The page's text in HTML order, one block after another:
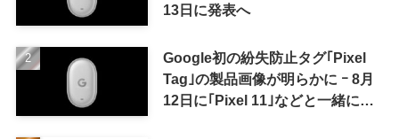
13日に発表へ
Google初の紛失防止タグ｢Pixel
Tag｣の製品画像が明らかに ｰ 8月
12日に｢Pixel 11｣などと一緒に発